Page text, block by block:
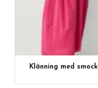
Klänning med smock